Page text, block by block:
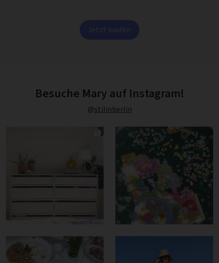
Jetzt kaufen
Besuche Mary auf Instagram!
@stilinberlin